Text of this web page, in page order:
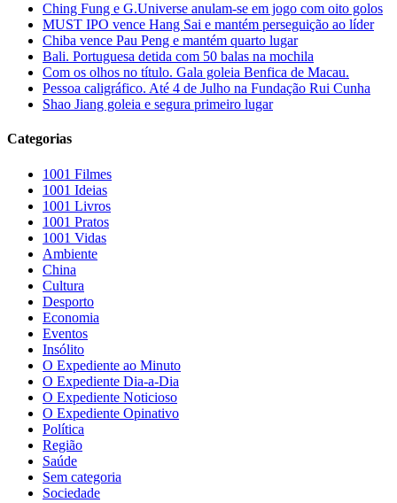
Ching Fung e G.Universe anulam-se em jogo com oito golos
MUST IPO vence Hang Sai e mantém perseguição ao líder
Chiba vence Pau Peng e mantém quarto lugar
Bali. Portuguesa detida com 50 balas na mochila
Com os olhos no título. Gala goleia Benfica de Macau.
Pessoa caligráfico. Até 4 de Julho na Fundação Rui Cunha
Shao Jiang goleia e segura primeiro lugar
Categorias
1001 Filmes
1001 Ideias
1001 Livros
1001 Pratos
1001 Vidas
Ambiente
China
Cultura
Desporto
Economia
Eventos
Insólito
O Expediente ao Minuto
O Expediente Dia-a-Dia
O Expediente Noticioso
O Expediente Opinativo
Política
Região
Saúde
Sem categoria
Sociedade